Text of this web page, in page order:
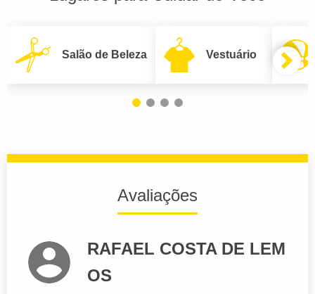
Salão de Beleza Vestuário
Avaliações
RAFAEL COSTA DE LEM
OS